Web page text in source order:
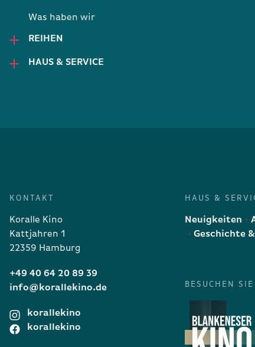
Was haben wir
REIHEN
HAUS & SERVICE
KONTAKT
Koralle Kino
Kattjahren 1
22359 Hamburg
+49 40 64 20 89 39
info@korallekino.de
korallekino
korallekino
HAUS &
Neuigkeiten
Geschichte
BESUCHEN